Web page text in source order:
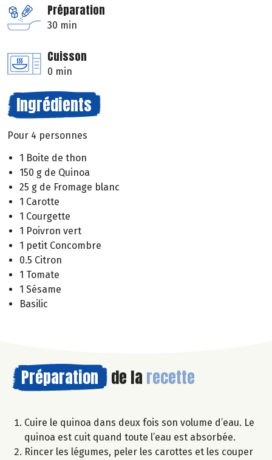
Préparation
30 min
Cuisson
0 min
Ingrédients
Pour 4 personnes
1 Boite de thon
150 g de Quinoa
25 g de Fromage blanc
1 Carotte
1 Courgette
1 Poivron vert
1 petit Concombre
0.5 Citron
1 Tomate
1 Sésame
Basilic
Préparation de la recette
Cuire le quinoa dans deux fois son volume d’eau. Le
quinoa est cuit quand toute l’eau est absorbée.
Rincer les légumes, peler les carottes et les couper